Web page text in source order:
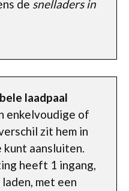
de snelladers in
laadpaal
enkelvoudige of
zit hem in
kunt aansluiten.
heeft 1 ingang,
met een